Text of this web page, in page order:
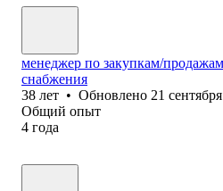
менеджер по закупкам/
снабжения
38 лет • Обновлено 21
Общий опыт
4 года